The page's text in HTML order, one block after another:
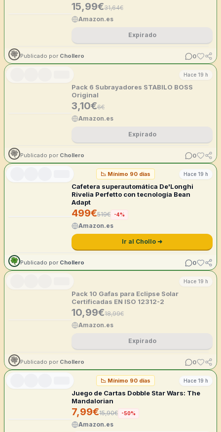
15,99€31,64€
Amazon.es
Expirado
Publicado por Chollero 0
Hace 19 h
Pack 6 Subrayadores STABILO BOSS
Original
3,10€6€
Amazon.es
Expirado
Publicado por Chollero 0
📉 Mínimo 90 días Hace 19 h
Cafetera superautomática De'Longhi
Rivelia Perfetto con tecnología Bean
Adapt
499€519€ -4%
Amazon.es
Ir al Chollo ➜
Publicado por Chollero 0
Hace 19 h
Pack 10 Gafas para Eclipse Solar
Certificadas EN ISO 12312-2
10,99€18,99€
Amazon.es
Expirado
Publicado por Chollero 0
📉 Mínimo 90 días Hace 19 h
Juego de Cartas Dobble Star Wars: The
Mandalorian
7,99€15,90€ -50%
Amazon.es